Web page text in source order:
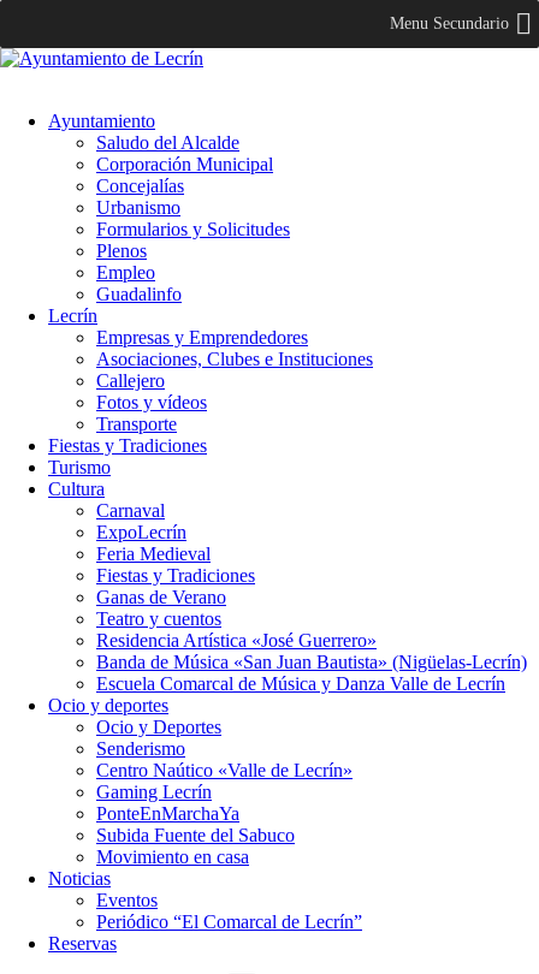
Menu Secundario
Ayuntamiento
Saludo del Alcalde
Corporación Municipal
Concejalías
Urbanismo
Formularios y Solicitudes
Plenos
Empleo
Guadalinfo
Lecrín
Empresas y Emprendedores
Asociaciones, Clubes e Instituciones
Callejero
Fotos y vídeos
Transporte
Fiestas y Tradiciones
Turismo
Cultura
Carnaval
ExpoLecrín
Feria Medieval
Fiestas y Tradiciones
Ganas de Verano
Teatro y cuentos
Residencia Artística «José Guerrero»
Banda de Música «San Juan Bautista» (Nigüelas-Lecrín)
Escuela Comarcal de Música y Danza Valle de Lecrín
Ocio y deportes
Ocio y Deportes
Senderismo
Centro Naútico «Valle de Lecrín»
Gaming Lecrín
PonteEnMarchaYa
Subida Fuente del Sabuco
Movimiento en casa
Noticias
Eventos
Periódico “El Comarcal de Lecrín”
Reservas